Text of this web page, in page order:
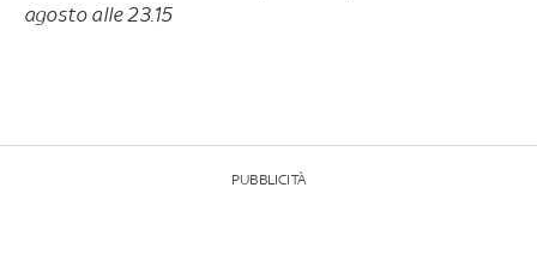
agosto alle 23.15
PUBBLICITÀ